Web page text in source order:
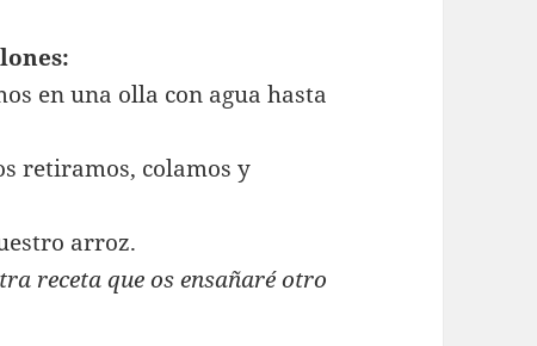
en una olla con agua hasta
retiramos, colamos y
arroz.
receta que os ensañaré otro